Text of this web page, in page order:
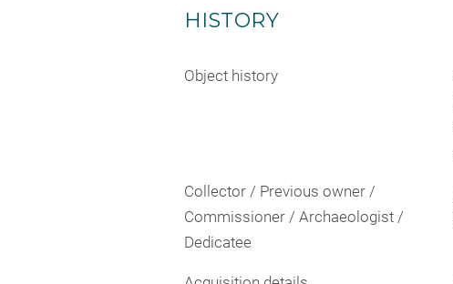
HISTORY
Object history
Collector / Previous owner /
Commissioner / Archaeologist /
Dedicatee